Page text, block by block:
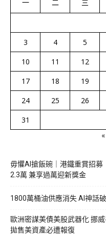
一 二 三
3
4 5
10
11 12
17
18 19
24
25 26
31
毋懼AI搶飯碗｜港鐵重賞招
2.3萬 兼享過萬迎新獎金
1800萬桶油供應消失 AI神話
歐洲密謀美債美股武器化 挪
拋售美資產必遭報復